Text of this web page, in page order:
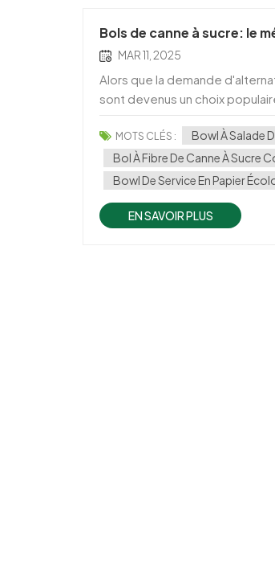
Bols de canne à sucre: le
MAR 11, 2025
Alors que la demande
sont devenus un choix
alimentaire durables.
MOTS CLÉS : Bowl À Salade
Bol À Fibre De Canne À Sucre
Bowl De Service En Papier
EN SAVOIR PLUS